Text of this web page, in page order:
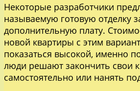
Некоторые разработчики
называемую готовую отделку
дополнительную плату.
новой квартиры с этим
показаться высокой, именно
люди решают закончить свои
самостоятельно или нанять